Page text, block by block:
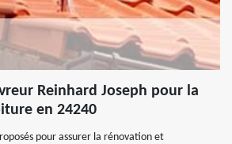
Reinhard Joseph pour la
en 24240
pour assurer la rénovation et